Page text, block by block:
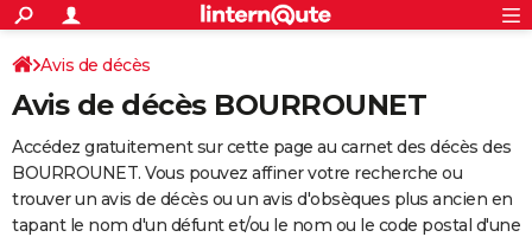
ACTUALITÉS
Politique
Société
Faits Divers
Education
Monde
Villes
+
SPORT
Coupe du monde 2026
Football
Tennis
Cyclisme
Rugby
Forum
Programme TV
TNT
Streaming
Cinéma
Sorties cinéma
Musique
+
FINANCE
Retraite
Epargne
Immobilier
Risques naturels par ville
Assurance
AUTO
Avis de décès
Avis de décès BOURROUNET
Accédez gratuitement sur cette page au carnet des décès des
BOURROUNET. Vous pouvez affiner votre recherche ou
trouver un avis de décès ou un avis d'obsèques plus ancien en
tapant le nom d'un défunt et/ou le nom ou le code postal d'une